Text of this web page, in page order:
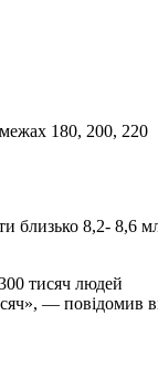
180, 200, 220
близько 8,2- 8,6
тисяч людей
— повідомив